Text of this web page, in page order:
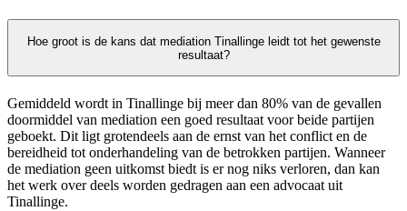
Hoe groot is de kans dat mediation Tinallinge leidt tot het gewenste
resultaat?
Gemiddeld wordt in Tinallinge bij meer dan 80% van de gevallen
doormiddel van mediation een goed resultaat voor beide partijen
geboekt. Dit ligt grotendeels aan de ernst van het conflict en de
bereidheid tot onderhandeling van de betrokken partijen. Wanneer
de mediation geen uitkomst biedt is er nog niks verloren, dan kan
het werk over deels worden gedragen aan een advocaat uit
Tinallinge.